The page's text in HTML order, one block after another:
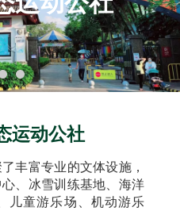
运动公社
丰富专业的文体设施，
、冰雪训练基地、海洋
儿童游乐场、机动游乐